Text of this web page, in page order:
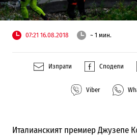
07:21 16.08.2018 ~ 1 мин.
Изпрати Сподели
Viber
Италианският премиер Джузепе